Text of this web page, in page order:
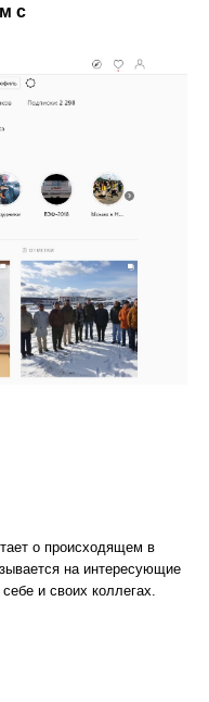
с
о происходящем в
на интересующие
и своих коллегах.